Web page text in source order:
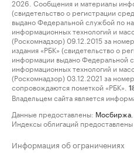
2026. Сообщения и материалы
(свидетельство о регистрации
выдано Федеральной службой по
информационных технологий и
(Роскомнадзор) 09.12.2015 за
издания «РБК» (свидетельство о
информации выдано Федеральной
информационных технологий и
(Роскомнадзор) 03.12.2021 за
сопровождаются пометкой «РБК».
Владельцем сайта является
Данные предоставлены: Мосбиржа
Индексы облигаций
Информация об ограничениях